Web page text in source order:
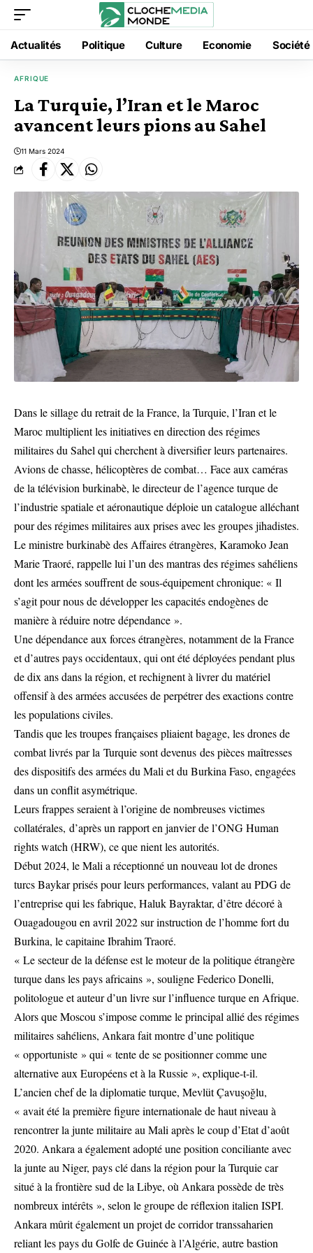
Actualités Politique Culture Economie Société
AFRIQUE
La Turquie, l’Iran et le Maroc
avancent leurs pions au Sahel
11 Mars 2024
Dans le sillage du retrait de la France, la Turquie, l’Iran et le
Maroc multiplient les initiatives en direction des régimes
militaires du Sahel qui cherchent à diversifier leurs partenaires.
Avions de chasse, hélicoptères de combat… Face aux caméras
de la télévision burkinabè, le directeur de l’agence turque de
l’industrie spatiale et aéronautique déploie un catalogue alléchant
pour des régimes militaires aux prises avec les groupes jihadistes.
Le ministre burkinabè des Affaires étrangères, Karamoko Jean
Marie Traoré, rappelle lui l’un des mantras des régimes sahéliens
dont les armées souffrent de sous-équipement chronique: « Il
s’agit pour nous de développer les capacités endogènes de
manière à réduire notre dépendance ».
Une dépendance aux forces étrangères, notamment de la France
et d’autres pays occidentaux, qui ont été déployées pendant plus
de dix ans dans la région, et rechignent à livrer du matériel
offensif à des armées accusées de perpétrer des exactions contre
les populations civiles.
Tandis que les troupes françaises pliaient bagage, les drones de
combat livrés par la Turquie sont devenus des pièces maîtresses
des dispositifs des armées du Mali et du Burkina Faso, engagées
dans un conflit asymétrique.
Leurs frappes seraient à l’origine de nombreuses victimes
collatérales, d’après un rapport en janvier de l’ONG Human
rights watch (HRW), ce que nient les autorités.
Début 2024, le Mali a réceptionné un nouveau lot de drones
turcs Baykar prisés pour leurs performances, valant au PDG de
l’entreprise qui les fabrique, Haluk Bayraktar, d’être décoré à
Ouagadougou en avril 2022 sur instruction de l’homme fort du
Burkina, le capitaine Ibrahim Traoré.
« Le secteur de la défense est le moteur de la politique étrangère
turque dans les pays africains », souligne Federico Donelli,
politologue et auteur d’un livre sur l’influence turque en Afrique.
Alors que Moscou s’impose comme le principal allié des régimes
militaires sahéliens, Ankara fait montre d’une politique
« opportuniste » qui « tente de se positionner comme une
alternative aux Européens et à la Russie », explique-t-il.
L’ancien chef de la diplomatie turque, Mevlüt Çavuşoğlu,
« avait été la première figure internationale de haut niveau à
rencontrer la junte militaire au Mali après le coup d’Etat d’août
2020. Ankara a également adopté une position conciliante avec
la junte au Niger, pays clé dans la région pour la Turquie car
situé à la frontière sud de la Libye, où Ankara possède de très
nombreux intérêts », selon le groupe de réflexion italien ISPI.
Ankara mûrit également un projet de corridor transsaharien
reliant les pays du Golfe de Guinée à l’Algérie, autre bastion